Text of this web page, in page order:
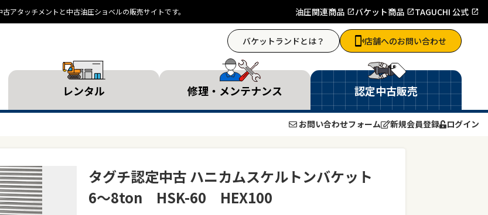
アタッチメントと中古油圧ショベルの販売サイトです。 油圧関連商品 バケット商品 TAGUCHI 公式
バケットランドとは？ 店舗へのお問い合わせ
レンタル 修理・メンテナンス 認定中古販売
お問い合わせフォーム 新規会員登録 ログイン
タグチ認定中古 ハニカムスケルトンバケット
6～8ton HSK-60 HEX100